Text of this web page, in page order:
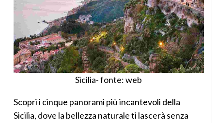
Sicilia- fonte: web
Scopri i cinque panorami più incantevoli della
Sicilia, dove la bellezza naturale ti lascerà senza